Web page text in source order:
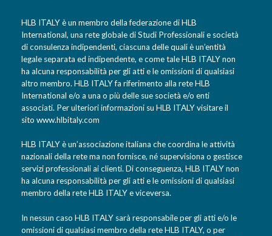
HLB ITALY è un membro della federazione di HLB
International, una rete globale di Studi Professionali e società
di consulenza indipendenti, ciascuna delle quali è un’entità
legale separata ed indipendente, e come tale HLB ITALY non
ha alcuna responsabilità per gli atti e le omissioni di qualsiasi
altro membro. HLB ITALY fa riferimento alla rete HLB
International e/o a una o più delle sue società e/o enti
associati. Per ulteriori informazioni su HLB ITALY visitare il
sito www.hlbitaly.com
HLB ITALY è un’associazione italiana che coordina le attività
nazionali della rete ma non fornisce, né supervisiona o gestisce
servizi professionali ai clienti. Di conseguenza, HLB ITALY non
ha alcuna responsabilità per gli atti e le omissioni di qualsiasi
membro della rete HLB ITALY e viceversa.
In nessun caso HLB ITALY sarà responsabile per gli atti e/o le
omissioni di qualsiasi membro della rete HLB ITALY, o per